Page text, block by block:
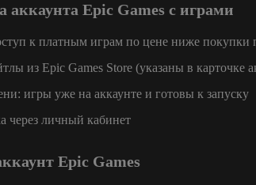
аккаунта Epic Games с играми
к платным играм по цене ниже покупки
из Epic Games Store (указаны в карточке
игры уже на аккаунте и готовы к запуску
через личный кабинет
Epic Games